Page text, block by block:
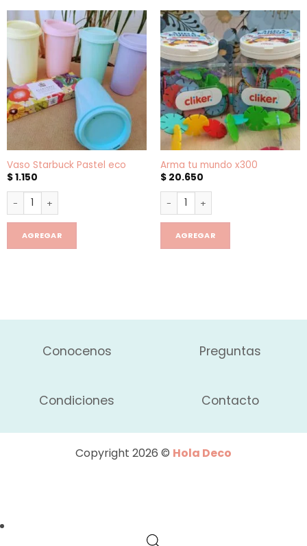
Vaso Starbuck Pastel eco
$1.150
Vaso Starbuck Pastel eco cantidad
AGREGAR
Arma tu mundo x300
$20.650
Arma tu mundo x300 cantidad
AGREGAR
Conocenos Preguntas
Condiciones Contacto
Copyright 2026 © Hola Deco